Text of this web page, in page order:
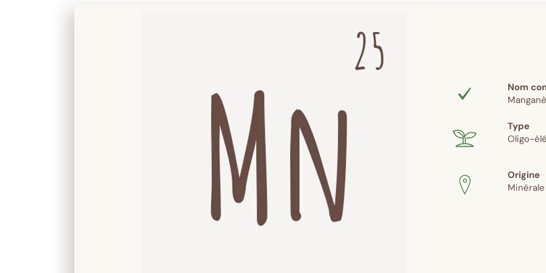
Nom
Type
Oligo-
Origine
Minérale